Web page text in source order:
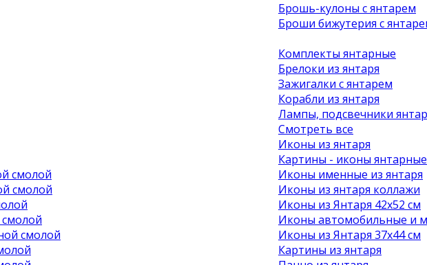
Брошь-кулоны с янтарем
Броши бижутерия с
Комплекты янтарные
смолой
смолой
смолой
Брелоки из янтаря
Зажигалки с янтарем
Корабли из янтаря
Лампы, подсвечники
Смотреть все
Иконы из янтаря
Картины - иконы янтарные
Иконы именные из янтаря
Иконы из янтаря коллажи
Иконы из Янтаря 42х52 см
Иконы автомобильные и
Иконы из Янтаря 37х44 см
Картины из янтаря